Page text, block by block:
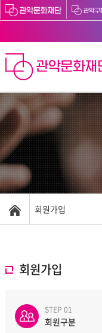
회원가입
회원가입
STEP 01
회원구분